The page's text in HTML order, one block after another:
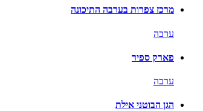
מרכז צפרות בערבה התיכונה
ערבה
פארק ספיר
ערבה
הגן הבוטני אילת